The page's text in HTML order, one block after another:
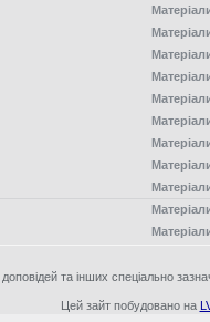
доповідей та інших спеціально
Цей зайт побудовано на